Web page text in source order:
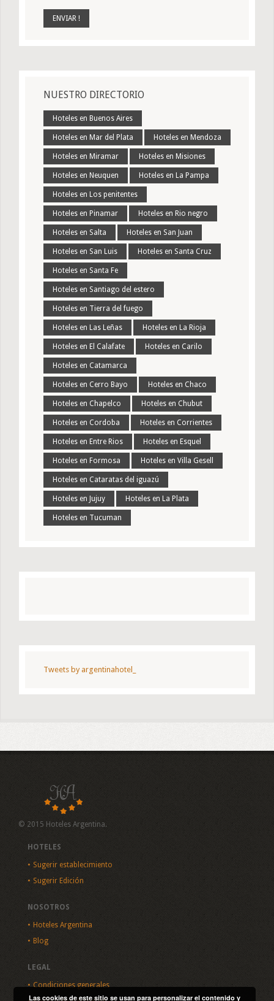
NUESTRO DIRECTORIO
Hoteles en Buenos Aires
Hoteles en Mar del Plata Hoteles en Mendoza
Hoteles en Miramar Hoteles en Misiones
Hoteles en Neuquen Hoteles en La Pampa
Hoteles en Los penitentes
Hoteles en Pinamar Hoteles en Rio negro
Hoteles en Salta Hoteles en San Juan
Hoteles en San Luis Hoteles en Santa Cruz
Hoteles en Santa Fe
Hoteles en Santiago del estero
Hoteles en Tierra del fuego
Hoteles en Las Leñas Hoteles en La Rioja
Hoteles en El Calafate Hoteles en Carilo
Hoteles en Catamarca
Hoteles en Cerro Bayo Hoteles en Chaco
Hoteles en Chapelco Hoteles en Chubut
Hoteles en Cordoba Hoteles en Corrientes
Hoteles en Entre Rios Hoteles en Esquel
Hoteles en Formosa Hoteles en Villa Gesell
Hoteles en Cataratas del iguazú
Hoteles en Jujuy Hoteles en La Plata
Hoteles en Tucuman
Tweets by argentinahotel_
© 2015 Hoteles Argentina.
HOTELES
Sugerir establecimiento
Sugerir Edición
NOSOTROS
Hoteles Argentina
Blog
LEGAL
Condiciones generales
Las cookies de este sitio se usan para personalizar el contenido y